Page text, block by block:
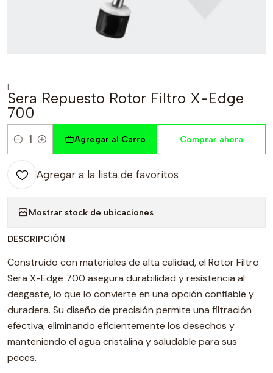
|
Sera Repuesto Rotor Filtro X-Edge
700
Cantidad
Agregar al Carro Comprar ahora
Agregar a la lista de favoritos
Mostrar stock de ubicaciones
DESCRIPCIÓN
Construido con materiales de alta calidad, el Rotor Filtro
Sera X-Edge 700 asegura durabilidad y resistencia al
desgaste, lo que lo convierte en una opción confiable y
duradera. Su diseño de precisión permite una filtración
efectiva, eliminando eficientemente los desechos y
manteniendo el agua cristalina y saludable para sus
peces.